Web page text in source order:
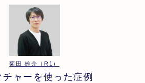
菊田 雄介（R1）
ャーを使った症例